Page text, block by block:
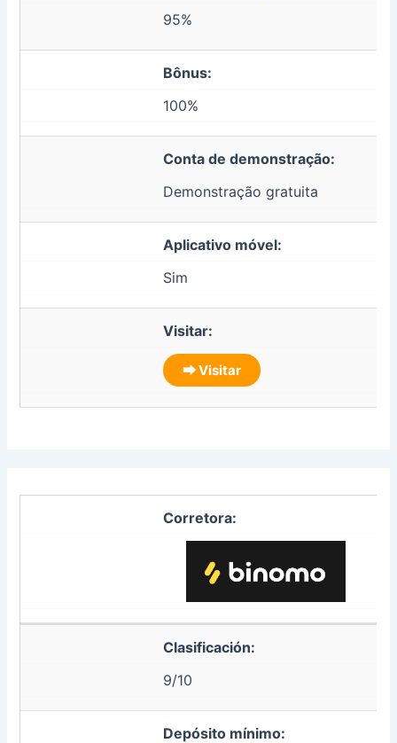
95%
Bônus:
100%
Conta de demonstração:
Demonstração gratuita
Aplicativo móvel:
Sim
Visitar:
⮕ Visitar
Corretora:
Clasificación:
9/10
Depósito mínimo: